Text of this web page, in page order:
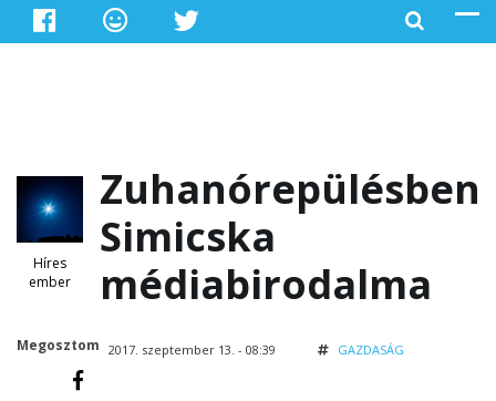
Híres
ember
Megosztom
Zuhanórepülésben
Simicska
médiabirodalma
2017. szeptember 13. - 08:39 GAZDASÁG